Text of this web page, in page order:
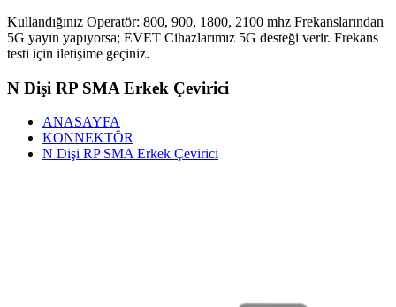
Kullandığınız Operatör: 800, 900, 1800, 2100 mhz Frekanslarından
5G yayın yapıyorsa; EVET Cihazlarımız 5G desteği verir. Frekans
testi için iletişime geçiniz.
N Dişi RP SMA Erkek Çevirici
ANASAYFA
KONNEKTÖR
N Dişi RP SMA Erkek Çevirici